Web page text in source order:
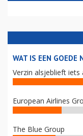
WAT IS EEN GOEDE
Verzin alsjeblieft iets
European Airlines
The Blue Group